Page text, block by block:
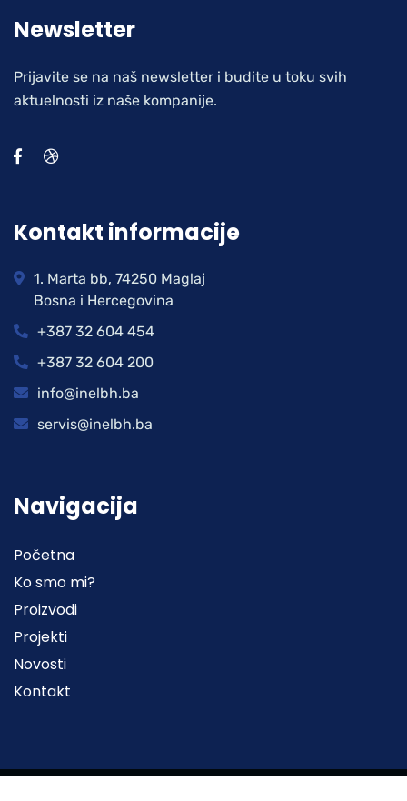
Newsletter
Prijavite se na naš newsletter i budite u toku svih
aktuelnosti iz naše kompanije.
Kontakt informacije
1. Marta bb, 74250 Maglaj
Bosna i Hercegovina
+387 32 604 454
+387 32 604 200
info@inelbh.ba
servis@inelbh.ba
Navigacija
Početna
Ko smo mi?
Proizvodi
Projekti
Novosti
Kontakt